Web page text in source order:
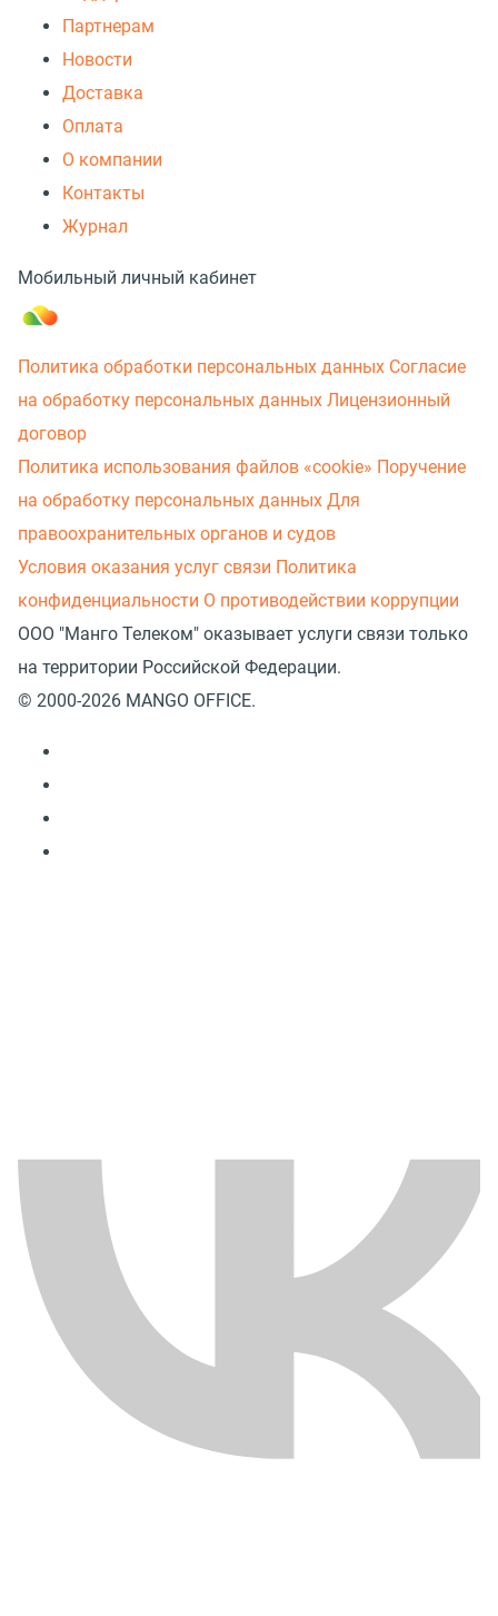
Партнерам
Новости
Доставка
Оплата
О компании
Контакты
Журнал
Мобильный личный кабинет
Политика обработки персональных данных Согласие
на обработку персональных данных Лицензионный
договор
Политика использования файлов «cookie» Поручение
на обработку персональных данных Для
правоохранительных органов и судов
Условия оказания услуг связи Политика
конфиденциальности О противодействии коррупции
ООО "Манго Телеком" оказывает услуги связи только
на территории Российской Федерации.
© 2000-2026 MANGO OFFICE.